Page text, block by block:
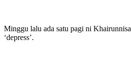
Minggu lalu ada satu pagi ni
‘depress’.